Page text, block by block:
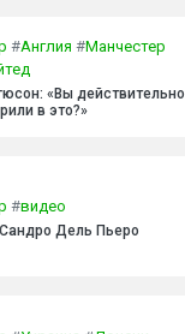
#Англия #Манчестер
«Вы действительно
в это?»
#видео
Дель Пьеро